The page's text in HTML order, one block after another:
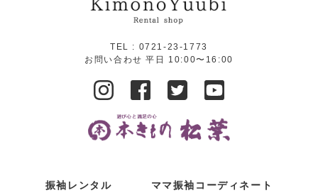
TEL : 0721-23-1773
お問い合わせ 平日 10:00〜16:00
振袖レンタル ママ振袖コーディネート